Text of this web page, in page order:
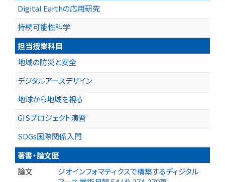
Digital Earthの応用研究
持続可能性科学
担当授業科目
地域の防災と安全
デジタルアースデザイン
地球から地域を視る
GISプロジェクト演習
SDGs国際関係入門
著書・論文歴
論文
ジオインフォマティクスで構築するディジタル